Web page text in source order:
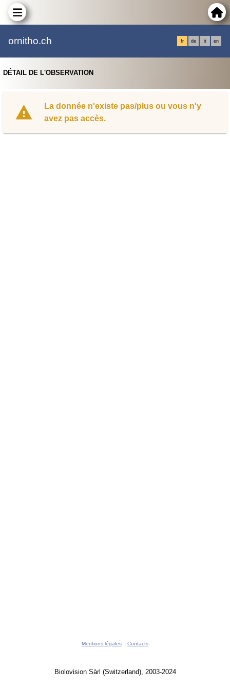
ornitho.ch fr de it en
DÉTAIL DE L'OBSERVATION
La donnée n'existe pas/plus ou vous n'y
avez pas accès.
Mentions légales Contacts
Biolovision Sàrl (Switzerland), 2003-2024